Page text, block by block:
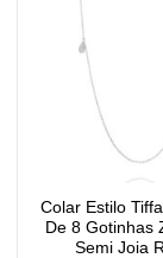
Colar Estilo
De 8 Gotinhas
Semi Joia